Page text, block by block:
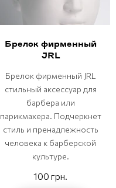
Брелок фирменный
JRL
Брелок фирменный JRL
стильный аксессуар для
барбера или
парикмахера. Подчеркнет
стиль и пренадлежность
человека к барберской
культуре.
100 грн.